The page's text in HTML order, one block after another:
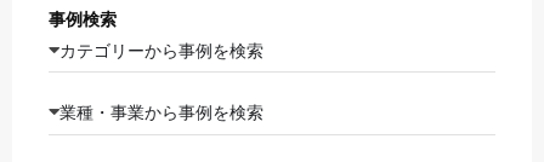
事例検索
カテゴリーから事例を検索
業種・事業から事例を検索